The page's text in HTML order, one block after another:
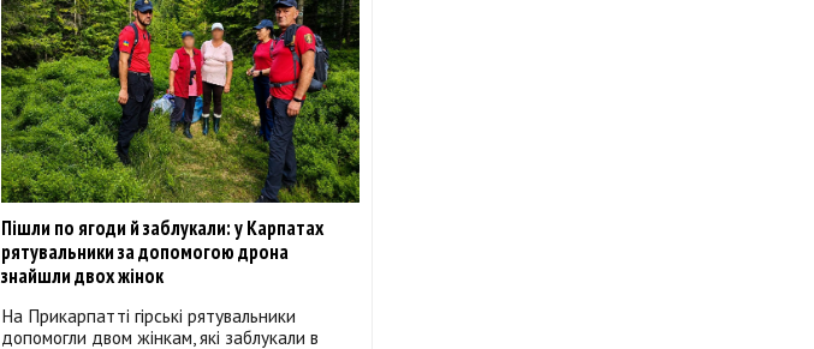
Пішли по ягоди й заблукали: у Карпатах
рятувальники за допомогою дрона
знайшли двох жінок
На Прикарпатті гірські рятувальники
допомогли двом жінкам, які заблукали в